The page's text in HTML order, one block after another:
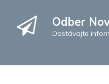
Odber
Dostávajte